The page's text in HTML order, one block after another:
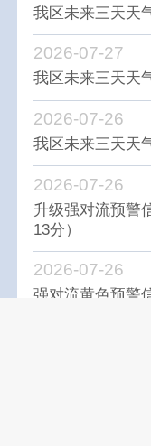
我区未来三天天
我区未来三天天
2026-07-27
我区未来三天天
2026-07-26
升级强对流预警
13分）
2026-07-26
强对流黄色预警
2026-07-26